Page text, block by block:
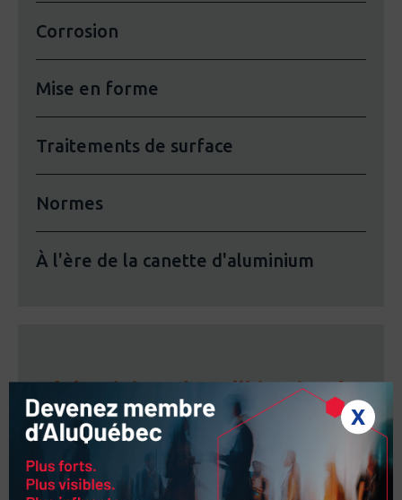
X
Corrosion
Mise en forme
Traitements de surface
Normes
À l'ère de la canette d'aluminium
L'aluminium dans l'histoire de
l'art
Voir le document sur l'histoire de l'art